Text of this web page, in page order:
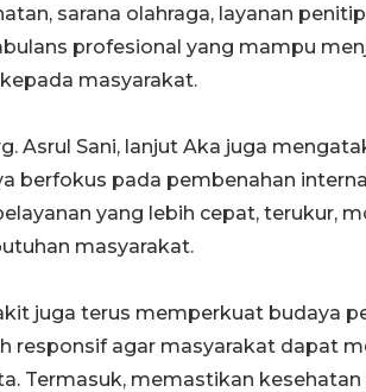
sarana olahraga, layanan
profesional yang mampu
masyarakat.
Asrul Sani, lanjut Aka juga
berfokus pada pembenahan
yang lebih cepat, terukur,
masyarakat.
juga terus memperkuat budaya
responsif agar masyarakat dapat
Termasuk, memastikan